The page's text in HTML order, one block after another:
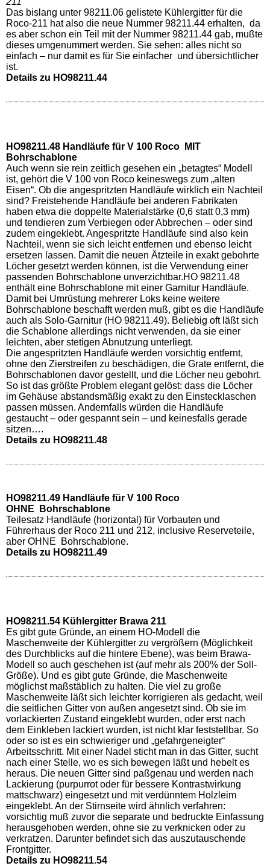
Das bislang unter 98211.06 gelistete Kühlergitter für die
Roco-211 hat also die neue Nummer 98211.44 erhalten, da
es aber schon ein Teil mit der Nummer 98211.44 gab, mußte
dieses umgenummert werden. Sie sehen: alles nicht so
einfach – nur damit es für Sie einfacher und übersichtlicher
ist.
Details zu HO98211.44
HO98211.48 Handläufe für V 100 Roco MIT
Bohrschablone
Auch wenn sie rein zeitlich gesehen ein „betagtes“ Modell
ist, gehört die V 100 von Roco keineswegs zum „alten
Eisen“. Ob die angespritzten Handläufe wirklich ein Nachteil
sind? Freistehende Handläufe bei anderen Fabrikaten
haben etwa die doppelte Materialstärke (0,6 statt 0,3 mm)
und tendieren zum Verbiegen oder Abbrechen – oder sind
zudem eingeklebt. Angespritzte Handläufe sind also kein
Nachteil, wenn sie sich leicht entfernen und ebenso leicht
ersetzen lassen. Damit die neuen Ätzteile in exakt gebohrte
Löcher gesetzt werden können, ist die Verwendung einer
passenden Bohrschablone unverzichtbar.HO 98211.48
enthält eine Bohrschablone mit einer Garnitur Handläufe.
Damit bei Umrüstung mehrerer Loks keine weitere
Bohrschablone beschafft werden muß, gibt es die Handläufe
auch als Solo-Garnitur (HO 98211.49). Beliebig oft läßt sich
die Schablone allerdings nicht verwenden, da sie einer
leichten, aber stetigen Abnutzung unterliegt.
Die angespritzten Handläufe werden vorsichtig entfernt,
ohne den Zierstreifen zu beschädigen, die Grate entfernt, die
Bohrschablonen davor gestellt, und die Löcher neu gebohrt.
So ist das größte Problem elegant gelöst: dass die Löcher
im Gehäuse abstandsmäßig exakt zu den Einstecklaschen
passen müssen. Andernfalls würden die Handläufe
gestaucht – oder gespannt sein – und keinesfalls gerade
sitzen….
Details zu HO98211.48
HO98211.49 Handläufe für V 100 Roco
OHNE Bohrschablone
Teilesatz Handläufe (horizontal) für Vorbauten und
Führerhaus der Roco 211 und 212, inclusive Reserveteile,
aber OHNE Bohrschablone.
Details zu HO98211.49
HO98211.54 Kühlergitter Brawa 211
Es gibt gute Gründe, an einem HO-Modell die
Maschenweite der Kühlergitter zu vergrößern (Möglichkeit
des Durchblicks auf die hintere Ebene), was beim Brawa-
Modell so auch geschehen ist (auf mehr als 200% der Soll-
Größe). Und es gibt gute Gründe, die Maschenweite
möglichst maßstäblich zu halten. Die viel zu große
Maschenweite läßt sich leichter korrigieren als gedacht, weil
die seitlichen Gitter von außen angesetzt sind. Ob sie im
vorlackierten Zustand eingeklebt wurden, oder erst nach
dem Einkleben lackiert wurden, ist nicht klar feststellbar. So
oder so ist es ein schwieriger und „gefahrgeneigter“
Arbeitsschritt. Mit einer Nadel sticht man in das Gitter, sucht
nach einer Stelle, wo es sich bewegen läßt und hebelt es
heraus. Die neuen Gitter sind paßgenau und werden nach
Lackierung (purpurrot oder für bessere Kontrastwirkung
mattschwarz) eingesetzt und mit verdünntem Holzleim
eingeklebt. An der Stirnseite wird ähnlich verfahren:
vorsichtig muß zuvor die separate und bedruckte Einfassung
herausgehoben werden, ohne sie zu verknicken oder zu
verkratzen. Darunter befindet sich das auszutauschende
Frontgitter.
Details zu HO98211.54